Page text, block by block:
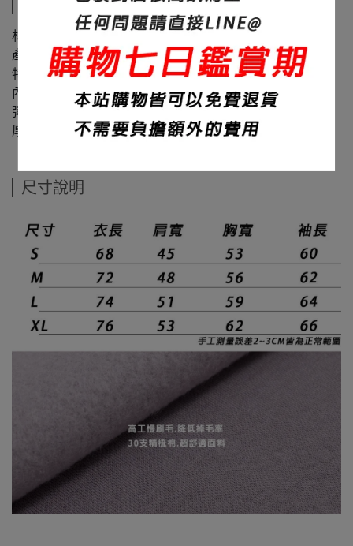
商品介紹
材質：60%棉+40%聚酯纖維
產地：台灣
特色：高品質熱轉印、品質超好、色彩飽滿鮮豔
內裏：內刷毛
彈性：無
厚度：420碼重
尺寸說明